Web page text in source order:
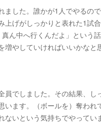
ました。誰かが1人でやるの
上げがしっかりと表れた1試
ん中へ行くんだよ」という
やしていければいいかなと
でしました。その結果、し
います。（ボールを）奪われ
いという気持ちでやってい